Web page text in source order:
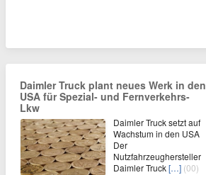
Daimler Truck plant neues Werk in den
USA für Spezial- und Fernverkehrs-
Lkw
Daimler Truck setzt auf
Wachstum in den USA
Der
Nutzfahrzeughersteller
Daimler Truck[…] (00)